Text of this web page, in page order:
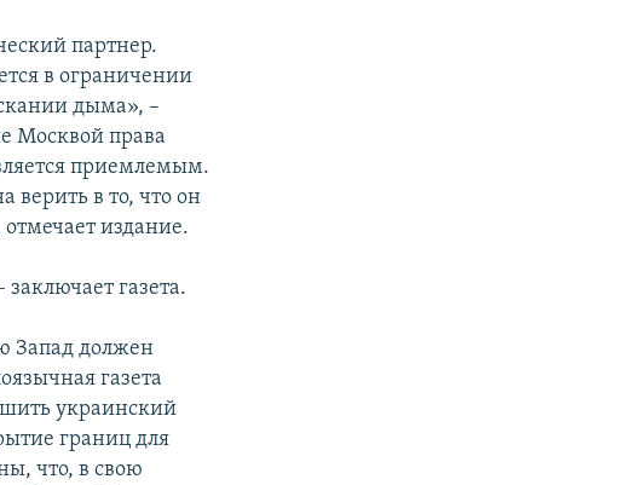
партнер.
в ограничении
дыма», –
Москвой права
приемлемым.
верить в то, что он
издание.
газета.
Запад должен
газета
украинский
границ для
что, в свою